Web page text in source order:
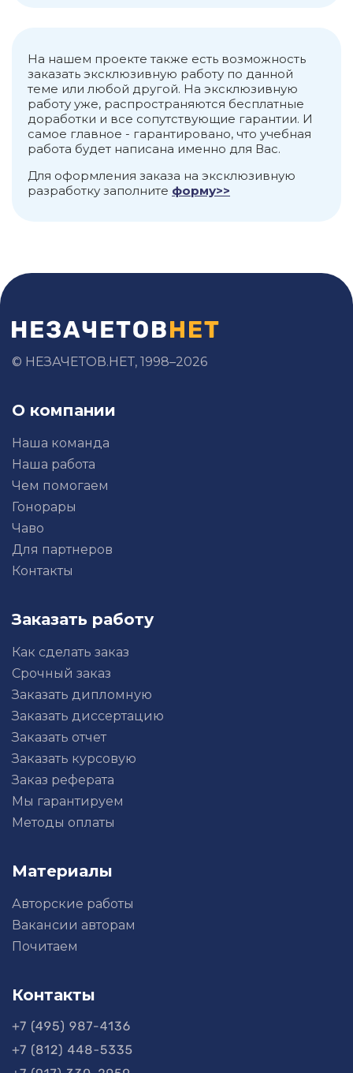
На нашем проекте также есть возможность
заказать эксклюзивную работу по данной
теме или любой другой. На эксклюзивную
работу уже, распространяются бесплатные
доработки и все сопутствующие гарантии. И
самое главное - гарантировано, что учебная
работа будет написана именно для Вас.
Для оформления заказа на эксклюзивную
разработку заполните форму>>
© НЕЗАЧЕТОВ.НЕТ, 1998–2026
О компании
Наша команда
Наша работа
Чем помогаем
Гонорары
Чаво
Для партнеров
Контакты
Заказать работу
Как сделать заказ
Срочный заказ
Заказать дипломную
Заказать диссертацию
Заказать отчет
Заказать курсовую
Заказ реферата
Мы гарантируем
Методы оплаты
Материалы
Авторские работы
Вакансии авторам
Почитаем
Контакты